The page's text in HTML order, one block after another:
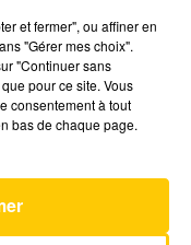
et fermer", ou affiner en
"Gérer mes choix".
"Continuer sans
pour ce site. Vous
consentement à tout
bas de chaque page.